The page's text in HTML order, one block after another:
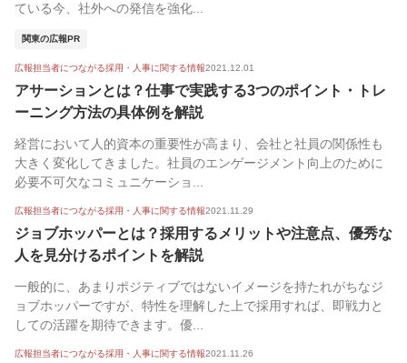
ている今、社外への発信を強化...
関東の広報PR
広報担当者につながる採用・人事に関する情報2021.12.01
アサーションとは？仕事で実践する3つのポイント・トレ
ーニング方法の具体例を解説
経営において人的資本の重要性が高まり、会社と社員の関係性も
大きく変化してきました。社員のエンゲージメント向上のために
必要不可欠なコミュニケーショ...
広報担当者につながる採用・人事に関する情報2021.11.29
ジョブホッパーとは？採用するメリットや注意点、優秀な
人を見分けるポイントを解説
一般的に、あまりポジティブではないイメージを持たれがちなジ
ョブホッパーですが、特性を理解した上で採用すれば、即戦力と
しての活躍を期待できます。優...
広報担当者につながる採用・人事に関する情報2021.11.26